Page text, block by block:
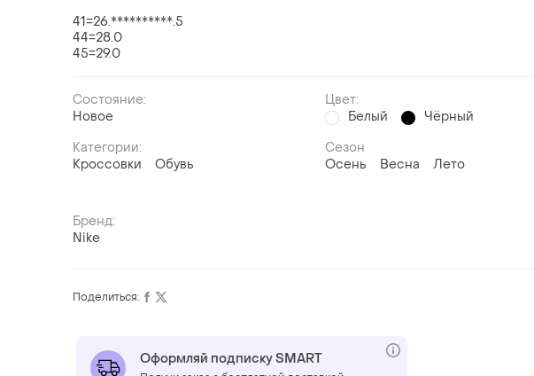
41=26.**********.5
44=28.0
45=29.0
Состояние:
Новое
Цвет:
Белый
Чёрный
Категории:
Кроссовки
Обувь
Сезон
Осень
Весна Лето
Бренд:
Nike
Поделиться:
Оформляй подписку SMART